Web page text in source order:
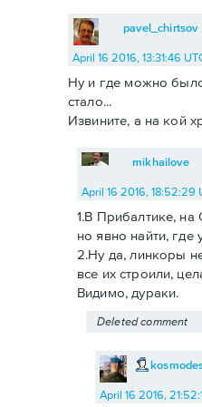
pavel_chirtsov
April 16 2016, 13:31:46
Ну и где можно
стало...
Извините, а на кой
mikhailove
April 16 2016, 18:52:29
1.В Прибалтике, на
но явно найти,
2.Ну да, линкоры
все их строили,
Видимо, дураки.
Deleted comment
April 16 2016,